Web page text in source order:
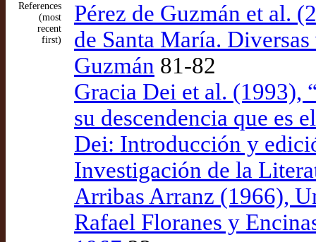
References
(most
recent
first)
Pérez de Guzmán et al.
de Santa María.
Guzmán 81-82
Gracia Dei et al. (1993),
su descendencia que es
Dei: Introducción y
Investigación de la
Arribas Arranz (1966),
Rafael Floranes y